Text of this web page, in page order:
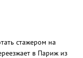
стажером на
в Париж из